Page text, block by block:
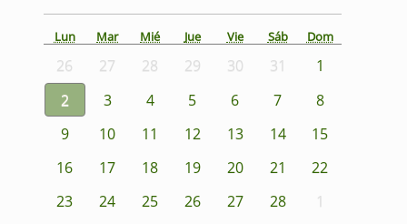
Lun Mar Mié Jue Vie Sáb Dom
26 27 28 29 30 31
1
2
3 4 5 6 7
8
9
10 11 12 13 14
15
16
17 18 19 20 21
22
23
24 25 26 27 28 1